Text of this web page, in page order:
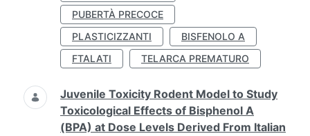
PUBERTÀ PRECOCE
PLASTICIZZANTI
BISFENOLO A
FTALATI
TELARCA PREMATURO
Juvenile Toxicity Rodent Model to Study
Toxicological Effects of Bisphenol A
(BPA) at Dose Levels Derived From Italian